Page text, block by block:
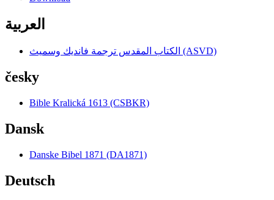
العربية
الكتاب المقدس ترجمة فانديك وسميث (ASVD)
česky
Bible Kralická 1613 (CSBKR)
Dansk
Danske Bibel 1871 (DA1871)
Deutsch